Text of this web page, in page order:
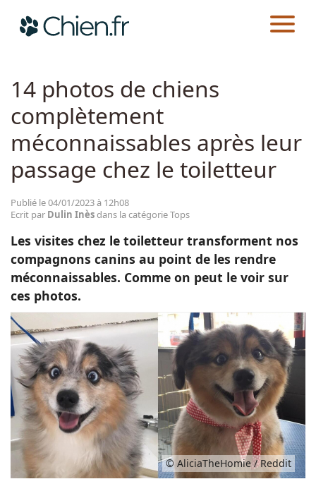
Races
Guides
CHIEN.FR ACTUALITÉS
14 photos de chiens
complètement
méconnaissables après leur
passage chez le toiletteur
Publié le 04/01/2023 à 12h08
Ecrit par Dulin Inèsdans la catégorie Tops
Les visites chez le toiletteur transforment nos
compagnons canins au point de les rendre
méconnaissables. Comme on peut le voir sur
ces photos.
© AliciaTheHomie / Reddit